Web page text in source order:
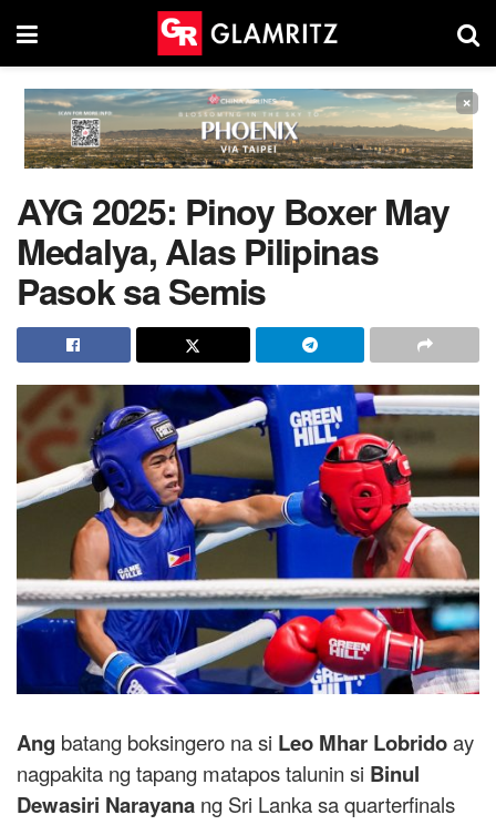
×
AYG 2025: Pinoy Boxer May
Medalya, Alas Pilipinas
Pasok sa Semis
Ang batang boksingero na si Leo Mhar Lobridoay
nagpakita ng tapang matapos talunin si Binul
Dewasiri Narayana ng Sri Lanka sa quarterfinals